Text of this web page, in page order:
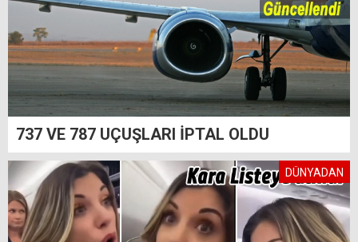
737 VE 787 UÇUŞLARI İPTAL OLDU
DÜNYADAN